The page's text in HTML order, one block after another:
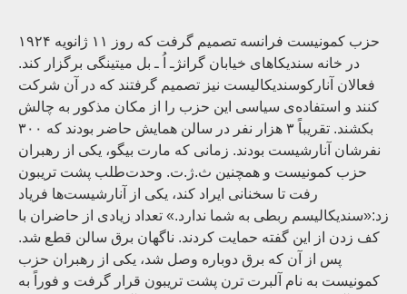
حزب کمونیست فرانسه تصمیم گرفت که روز ۱۱ ژانویه ۱۹۲۴
در خانه سندیکاهای خیابان گرانژـ اُ ـ بل میتینگی برگزار کند.
فعالان آنارکوسندیکالیست نیز تصمیم گرفتند که در آن شرکت
کنند و استفاده‌ی سیاسی این حزب را از مکان مذکور به چالش
بکشند. تقریباً ۳ هزار نفر در سالن همایش حاضر بودند که ۳۰۰
نفرشان آنارشیست بودند. زمانی که مارت بیگو، یکی از رهبران
حزب کمونیست و همچنین ث.ژ.ت. وحدت‌طلب پشت تریبون
رفت تا سخنانی ایراد کند، یکی از آنارشیست‌ها فریاد
زد:«سندیکالیسم ربطی به شما ندارد.» تعداد زیادی از حاضران با
کف زدن از این گفته حمایت کردند. ناگهان برق سالن قطع شد.
پس از آن که برق دوباره وصل شد، یکی از رهبران حزب
کمونیست به نام آلبرت ترن پشت تریبون قرار گرفت و فوراً به